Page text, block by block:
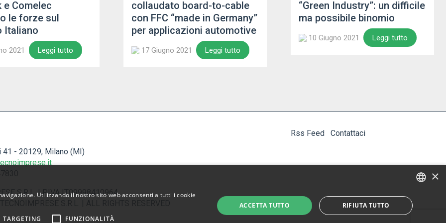
e Comelec
le forze sul
Italiano
2021 Leggi tutto
collaudato board-to-cable
con FFC “made in Germany”
per applicazioni automotive
17 Giugno 2021 Leggi tutto
“Green Industry”: un difficile
ma possibile binomio
10 Giugno 2021 Leggi tutto
41 - 20129, Milano (MI)
S.R.L. | P.IVA IT09998410964
S.R.L. | ALL RIGHTS RESERVED
Rss Feed Contattaci
ITALIAN
×
Utilizzando il nostro sito web acconsenti a tutti i cookie
TARGETING FUNZIONALITÀ
ACCETTA TUTTO RIFIUTA TUTTO